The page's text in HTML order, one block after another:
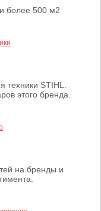
более 500 м2
техники STIHL.
этого бренда.
на бренды и